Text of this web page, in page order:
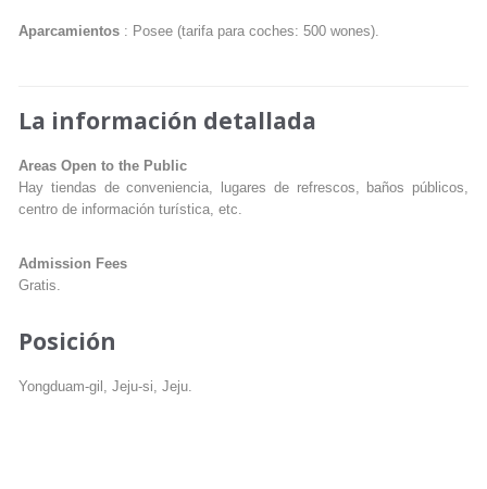
Aparcamientos : Posee (tarifa para coches: 500 wones).
La información detallada
Areas Open to the Public
Hay tiendas de conveniencia, lugares de refrescos, baños públicos,
centro de información turística, etc.
Admission Fees
Gratis.
Posición
Yongduam-gil, Jeju-si, Jeju.